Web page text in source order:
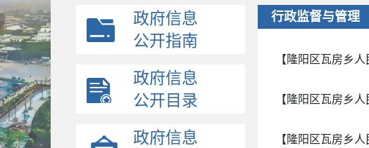
政府信息
公开指南
政府信息
公开目录
政府信息
行政监督与管理
【隆阳区瓦房乡人
【隆阳区瓦房乡人
【隆阳区瓦房乡人